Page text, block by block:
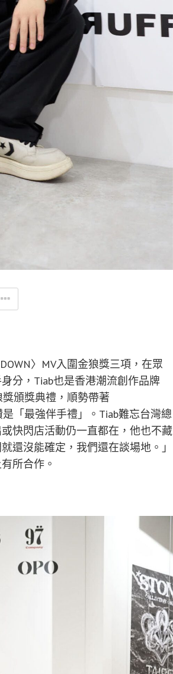
〉MV入圍金狼獎三項，在眾
分，Tiab也是香港潮流創作品牌
獎頒獎典禮，順勢帶著
「最強伴手禮」。Tiab難忘台灣總
快閃店活動仍一直都在，他也不藏
還沒能確定，我們還在談場地。」
所合作。